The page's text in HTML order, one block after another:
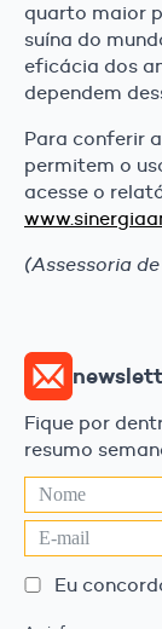
quarto maior
suína do
eficácia dos
dependem
Para conferir
permitem o
acesse o
(Assessoria
Fique por
resumo
Eu